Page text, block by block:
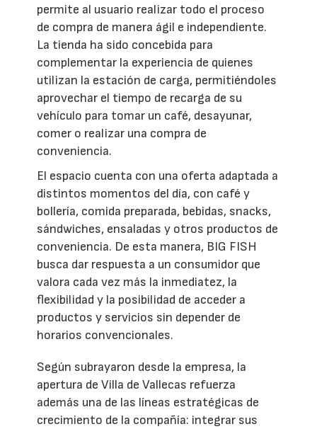
permite al usuario realizar todo el proceso
de compra de manera ágil e independiente.
La tienda ha sido concebida para
complementar la experiencia de quienes
utilizan la estación de carga, permitiéndoles
aprovechar el tiempo de recarga de su
vehículo para tomar un café, desayunar,
comer o realizar una compra de
conveniencia.
El espacio cuenta con una oferta adaptada a
distintos momentos del día, con café y
bollería, comida preparada, bebidas, snacks,
sándwiches, ensaladas y otros productos de
conveniencia. De esta manera, BIG FISH
busca dar respuesta a un consumidor que
valora cada vez más la inmediatez, la
flexibilidad y la posibilidad de acceder a
productos y servicios sin depender de
horarios convencionales.
Según subrayaron desde la empresa, la
apertura de Villa de Vallecas refuerza
además una de las líneas estratégicas de
crecimiento de la compañía: integrar sus